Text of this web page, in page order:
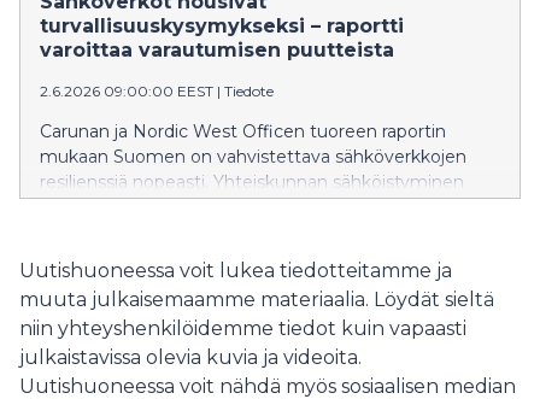
Carunan sähköverkon kehittämissuunnitelmia
koskeneisiin asiakaskuulemisiin osallistui lähes 7 000
turvallisuuskysymykseksi – raportti
varoittaa varautumisen puutteista
2.6.2026 09:00:00 EEST | Tiedote
Carunan ja Nordic West Officen tuoreen raportin
mukaan Suomen on vahvistettava sähköverkkojen
resilienssiä nopeasti. Yhteiskunnan sähköistyminen
Tämä tarkoittaa investointeja verkkoihin,
varaosavarastoihin, kyberturvallisuuteen ja osaavaan
henkilöstöön.
Uutishuoneessa voit lukea tiedotteitamme ja
muuta julkaisemaamme materiaalia. Löydät sieltä
niin yhteyshenkilöidemme tiedot kuin vapaasti
julkaistavissa olevia kuvia ja videoita.
Uutishuoneessa voit nähdä myös sosiaalisen median